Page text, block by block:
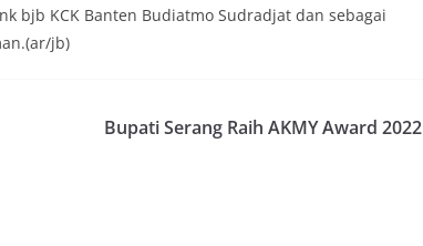
bjb KCK Banten Budiatmo Sudradjat dan sebagai
jb)
Bupati Serang Raih AKMY Award 2022